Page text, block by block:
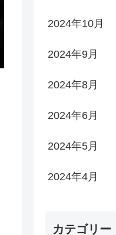
2024年10月
2024年9月
2024年8月
2024年6月
2024年5月
2024年4月
カテゴリー